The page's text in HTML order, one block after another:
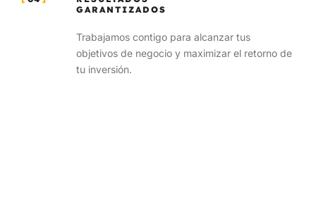
GARANTIZADOS
Trabajamos contigo para alcanzar tus
objetivos de negocio y maximizar el retorno de
tu inversión.